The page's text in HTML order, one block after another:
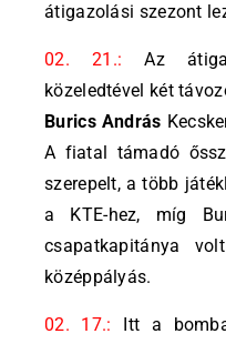
átigazolási szezont
02. 21.:Az
közeledtével két
Burics András
A fiatal támadó
szerepelt, a több
a KTE-hez, míg
csapatkapitánya
középpályás.
02. 17.: Itt a